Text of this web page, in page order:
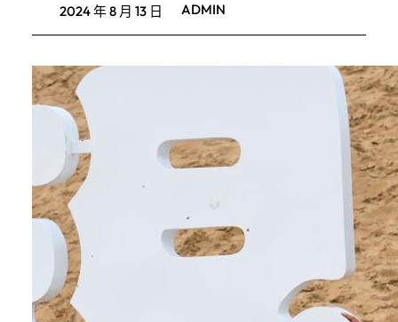
2024 年 8 月 13 日 ADMIN